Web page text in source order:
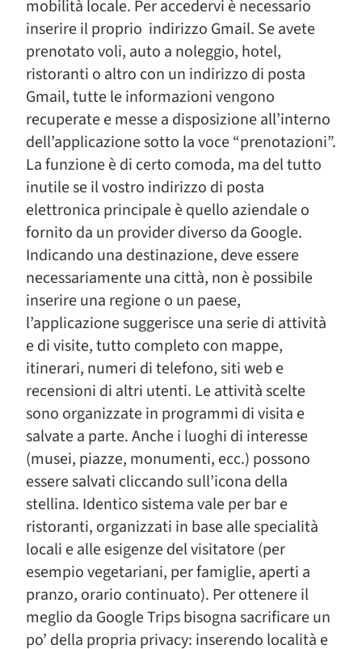
mobilità locale. Per accedervi è necessario
inserire il proprio indirizzo Gmail. Se avete
prenotato voli, auto a noleggio, hotel,
ristoranti o altro con un indirizzo di posta
Gmail, tutte le informazioni vengono
recuperate e messe a disposizione all’interno
dell’applicazione sotto la voce “prenotazioni”.
La funzione è di certo comoda, ma del tutto
inutile se il vostro indirizzo di posta
elettronica principale è quello aziendale o
fornito da un provider diverso da Google.
Indicando una destinazione, deve essere
necessariamente una città, non è possibile
inserire una regione o un paese,
l’applicazione suggerisce una serie di attività
e di visite, tutto completo con mappe,
itinerari, numeri di telefono, siti web e
recensioni di altri utenti. Le attività scelte
sono organizzate in programmi di visita e
salvate a parte. Anche i luoghi di interesse
(musei, piazze, monumenti, ecc.) possono
essere salvati cliccando sull’icona della
stellina. Identico sistema vale per bar e
ristoranti, organizzati in base alle specialità
locali e alle esigenze del visitatore (per
esempio vegetariani, per famiglie, aperti a
pranzo, orario continuato). Per ottenere il
meglio da Google Trips bisogna sacrificare un
po’ della propria privacy: inserendo località e